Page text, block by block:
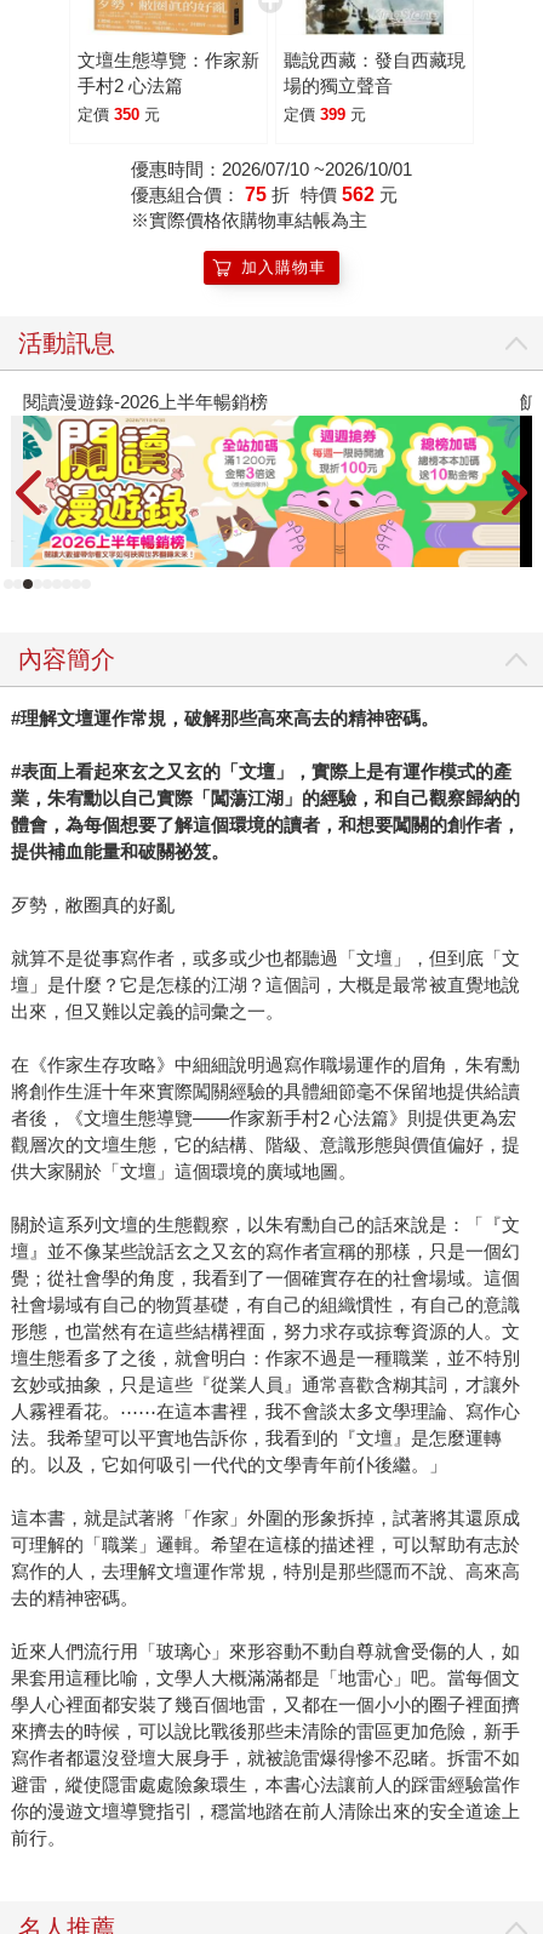
文壇生態導覽：作家新
手村2 心法篇
定價 350 元
聽說西藏：發自西藏現
場的獨立聲音
定價 399 元
優惠時間：2026/07/10 ~2026/10/01
優惠組合價： 75 折 特價 562 元
※實際價格依購物車結帳為主
加入購物車
活動訊息
飢餓遊戲前傳贈早優券
內容簡介
#理解文壇運作常規，破解那些高來高去的精神密碼。
#表面上看起來玄之又玄的「文壇」，實際上是有運作模式的產
業，朱宥勳以自己實際「闖蕩江湖」的經驗，和自己觀察歸納的
體會，為每個想要了解這個環境的讀者，和想要闖關的創作者，
提供補血能量和破關祕笈。
歹勢，敝圈真的好亂
就算不是從事寫作者，或多或少也都聽過「文壇」，但到底「文
壇」是什麼？它是怎樣的江湖？這個詞，大概是最常被直覺地說
出來，但又難以定義的詞彙之一。
在《作家生存攻略》中細細說明過寫作職場運作的眉角，朱宥勳
將創作生涯十年來實際闖關經驗的具體細節毫不保留地提供給讀
者後，《文壇生態導覽——作家新手村2 心法篇》則提供更為宏
觀層次的文壇生態，它的結構、階級、意識形態與價值偏好，提
供大家關於「文壇」這個環境的廣域地圖。
關於這系列文壇的生態觀察，以朱宥勳自己的話來說是：「『文
壇』並不像某些說話玄之又玄的寫作者宣稱的那樣，只是一個幻
覺；從社會學的角度，我看到了一個確實存在的社會場域。這個
社會場域有自己的物質基礎，有自己的組織慣性，有自己的意識
形態，也當然有在這些結構裡面，努力求存或掠奪資源的人。文
壇生態看多了之後，就會明白：作家不過是一種職業，並不特別
玄妙或抽象，只是這些『從業人員』通常喜歡含糊其詞，才讓外
人霧裡看花。⋯⋯在這本書裡，我不會談太多文學理論、寫作心
法。我希望可以平實地告訴你，我看到的『文壇』是怎麼運轉
的。以及，它如何吸引一代代的文學青年前仆後繼。」
這本書，就是試著將「作家」外圍的形象拆掉，試著將其還原成
可理解的「職業」邏輯。希望在這樣的描述裡，可以幫助有志於
寫作的人，去理解文壇運作常規，特別是那些隱而不說、高來高
去的精神密碼。
近來人們流行用「玻璃心」來形容動不動自尊就會受傷的人，如
果套用這種比喻，文學人大概滿滿都是「地雷心」吧。當每個文
學人心裡面都安裝了幾百個地雷，又都在一個小小的圈子裡面擠
來擠去的時候，可以說比戰後那些未清除的雷區更加危險，新手
寫作者都還沒登壇大展身手，就被詭雷爆得慘不忍睹。拆雷不如
避雷，縱使隱雷處處險象環生，本書心法讓前人的踩雷經驗當作
你的漫遊文壇導覽指引，穩當地踏在前人清除出來的安全道途上
前行。
名人推薦